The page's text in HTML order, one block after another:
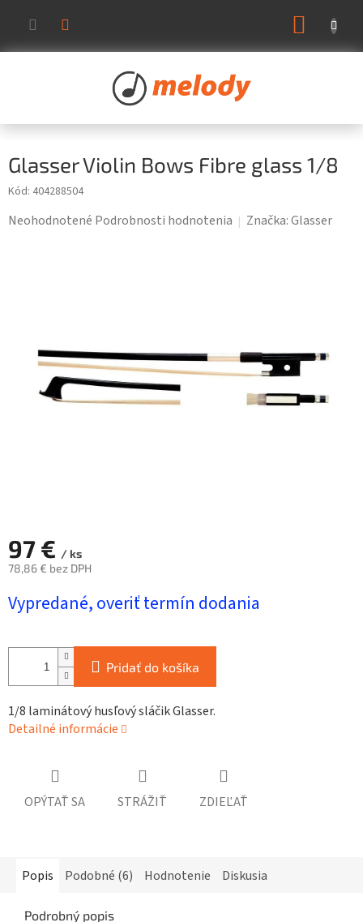
obsah
Glasser Violin Bows Fibre glass 1/8
Kód: 404288504
Priemerné
Neohodnotené Podrobnosti hodnotenia Značka:Glasser
97 € / ks
78,86 € bez DPH
cena:
Vypredané, overiť termín dodania
Pridať do košíka
1/8 laminátový husľový sláčik Glasser.
Detailné informácie
OPÝTAŤ SA STRÁŽIŤ ZDIEĽAŤ
Popis Podobné (6) Hodnotenie Diskusia
Podrobný popis